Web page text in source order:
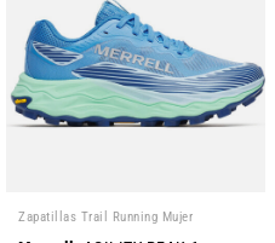
Zapatillas Trail Running Mujer